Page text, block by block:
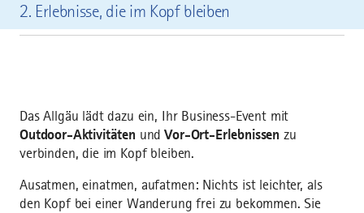
2. Erlebnisse, die im Kopf bleiben
Das Allgäu lädt dazu ein, Ihr Business-Event mit
Outdoor-Aktivitäten und Vor-Ort-Erlebnissen zu
verbinden, die im Kopf bleiben.
Ausatmen, einatmen, aufatmen: Nichts ist leichter, als
den Kopf bei einer Wanderung frei zu bekommen. Sie